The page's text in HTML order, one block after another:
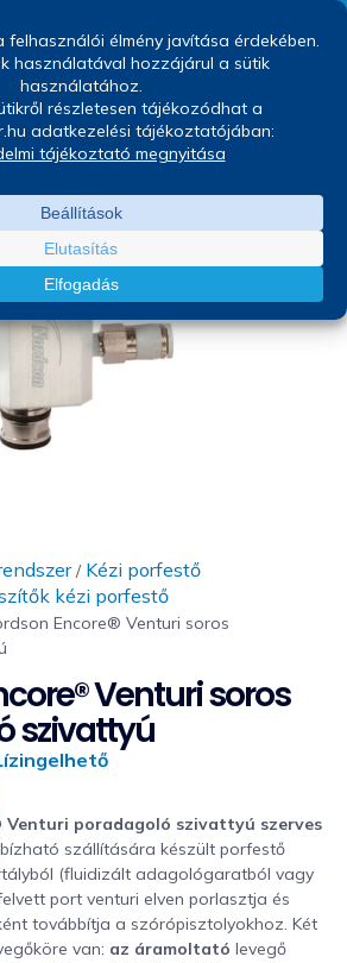
/ Kézi porfestő
kézi porfestő
Encore® Venturi soros
Venturi soros
szivattyú
Venturi poradagoló szivattyú szerves
szállítására készült porfestő
(fluidizált adagológaratból vagy
port venturi elven porlasztja és
továbbítja a szórópisztolyokhoz. Két
van: az áramoltató levegő